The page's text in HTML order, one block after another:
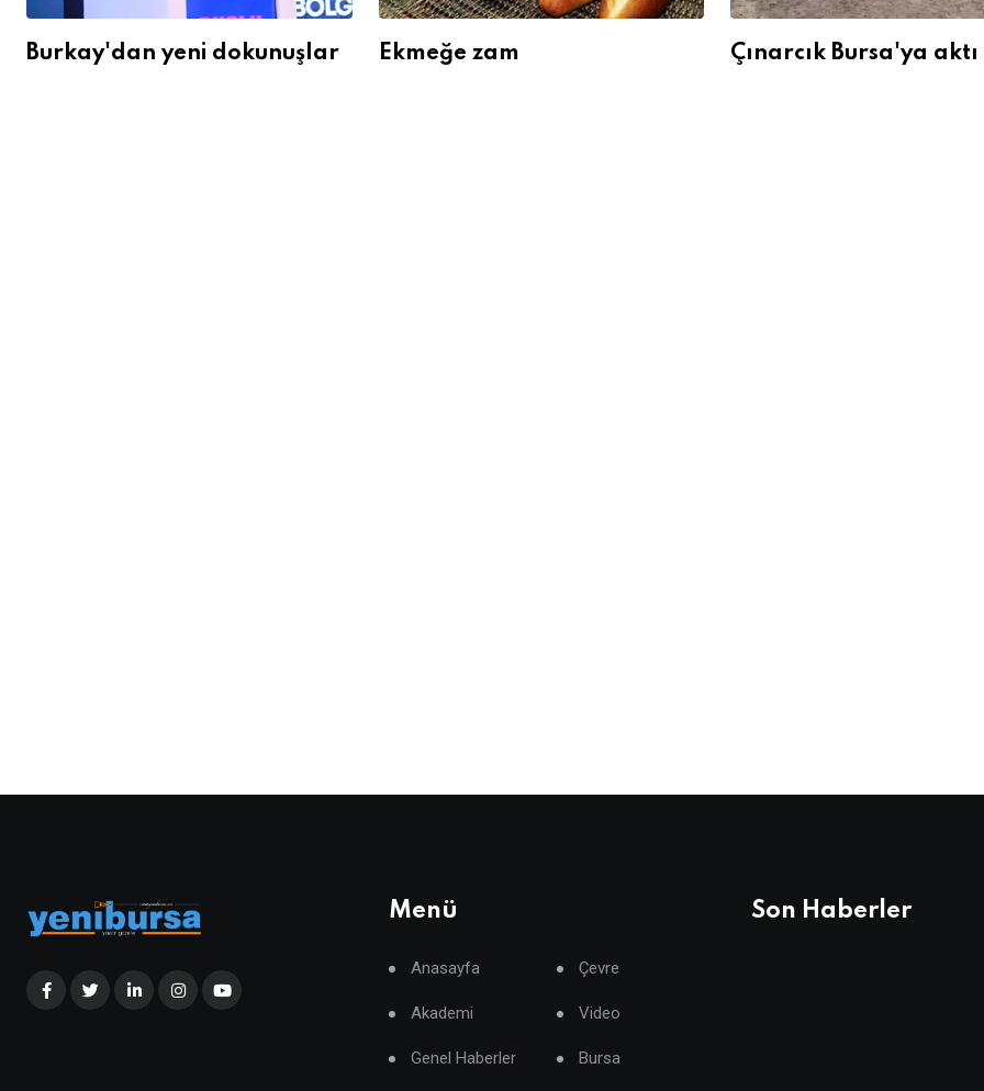
Burkay'dan yeni dokunuşlar Ekmeğe zam Çınarcık Bursa'ya aktı
Menü
Anasayfa Çevre
Akademi Video
Genel Haberler Bursa
Son Haberler